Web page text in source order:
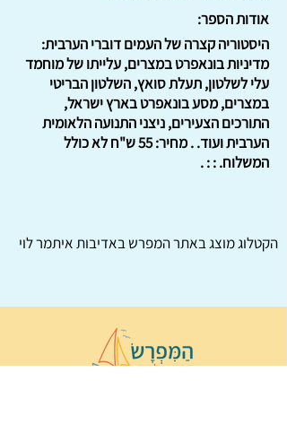
אודות הספר:
היסטוריה קצרה של העמים דוברי הערבית:
מדיניות בונאפרט במצרים, עלייתו של מוחמד
עלי לשלטון, תעלת סואץ, השלטון הבריטי
במצרים, מסע בונאפרט בארץ ישראל,
התורכים הצעירים, ניצני התנועה הלאומית
הערבית ועוד. . מחיר: 55 ש"ח לא כולל
המשלוח. : : .
הקטלוג מוצג באתרהמפרשבאדיבות איתמר לוי